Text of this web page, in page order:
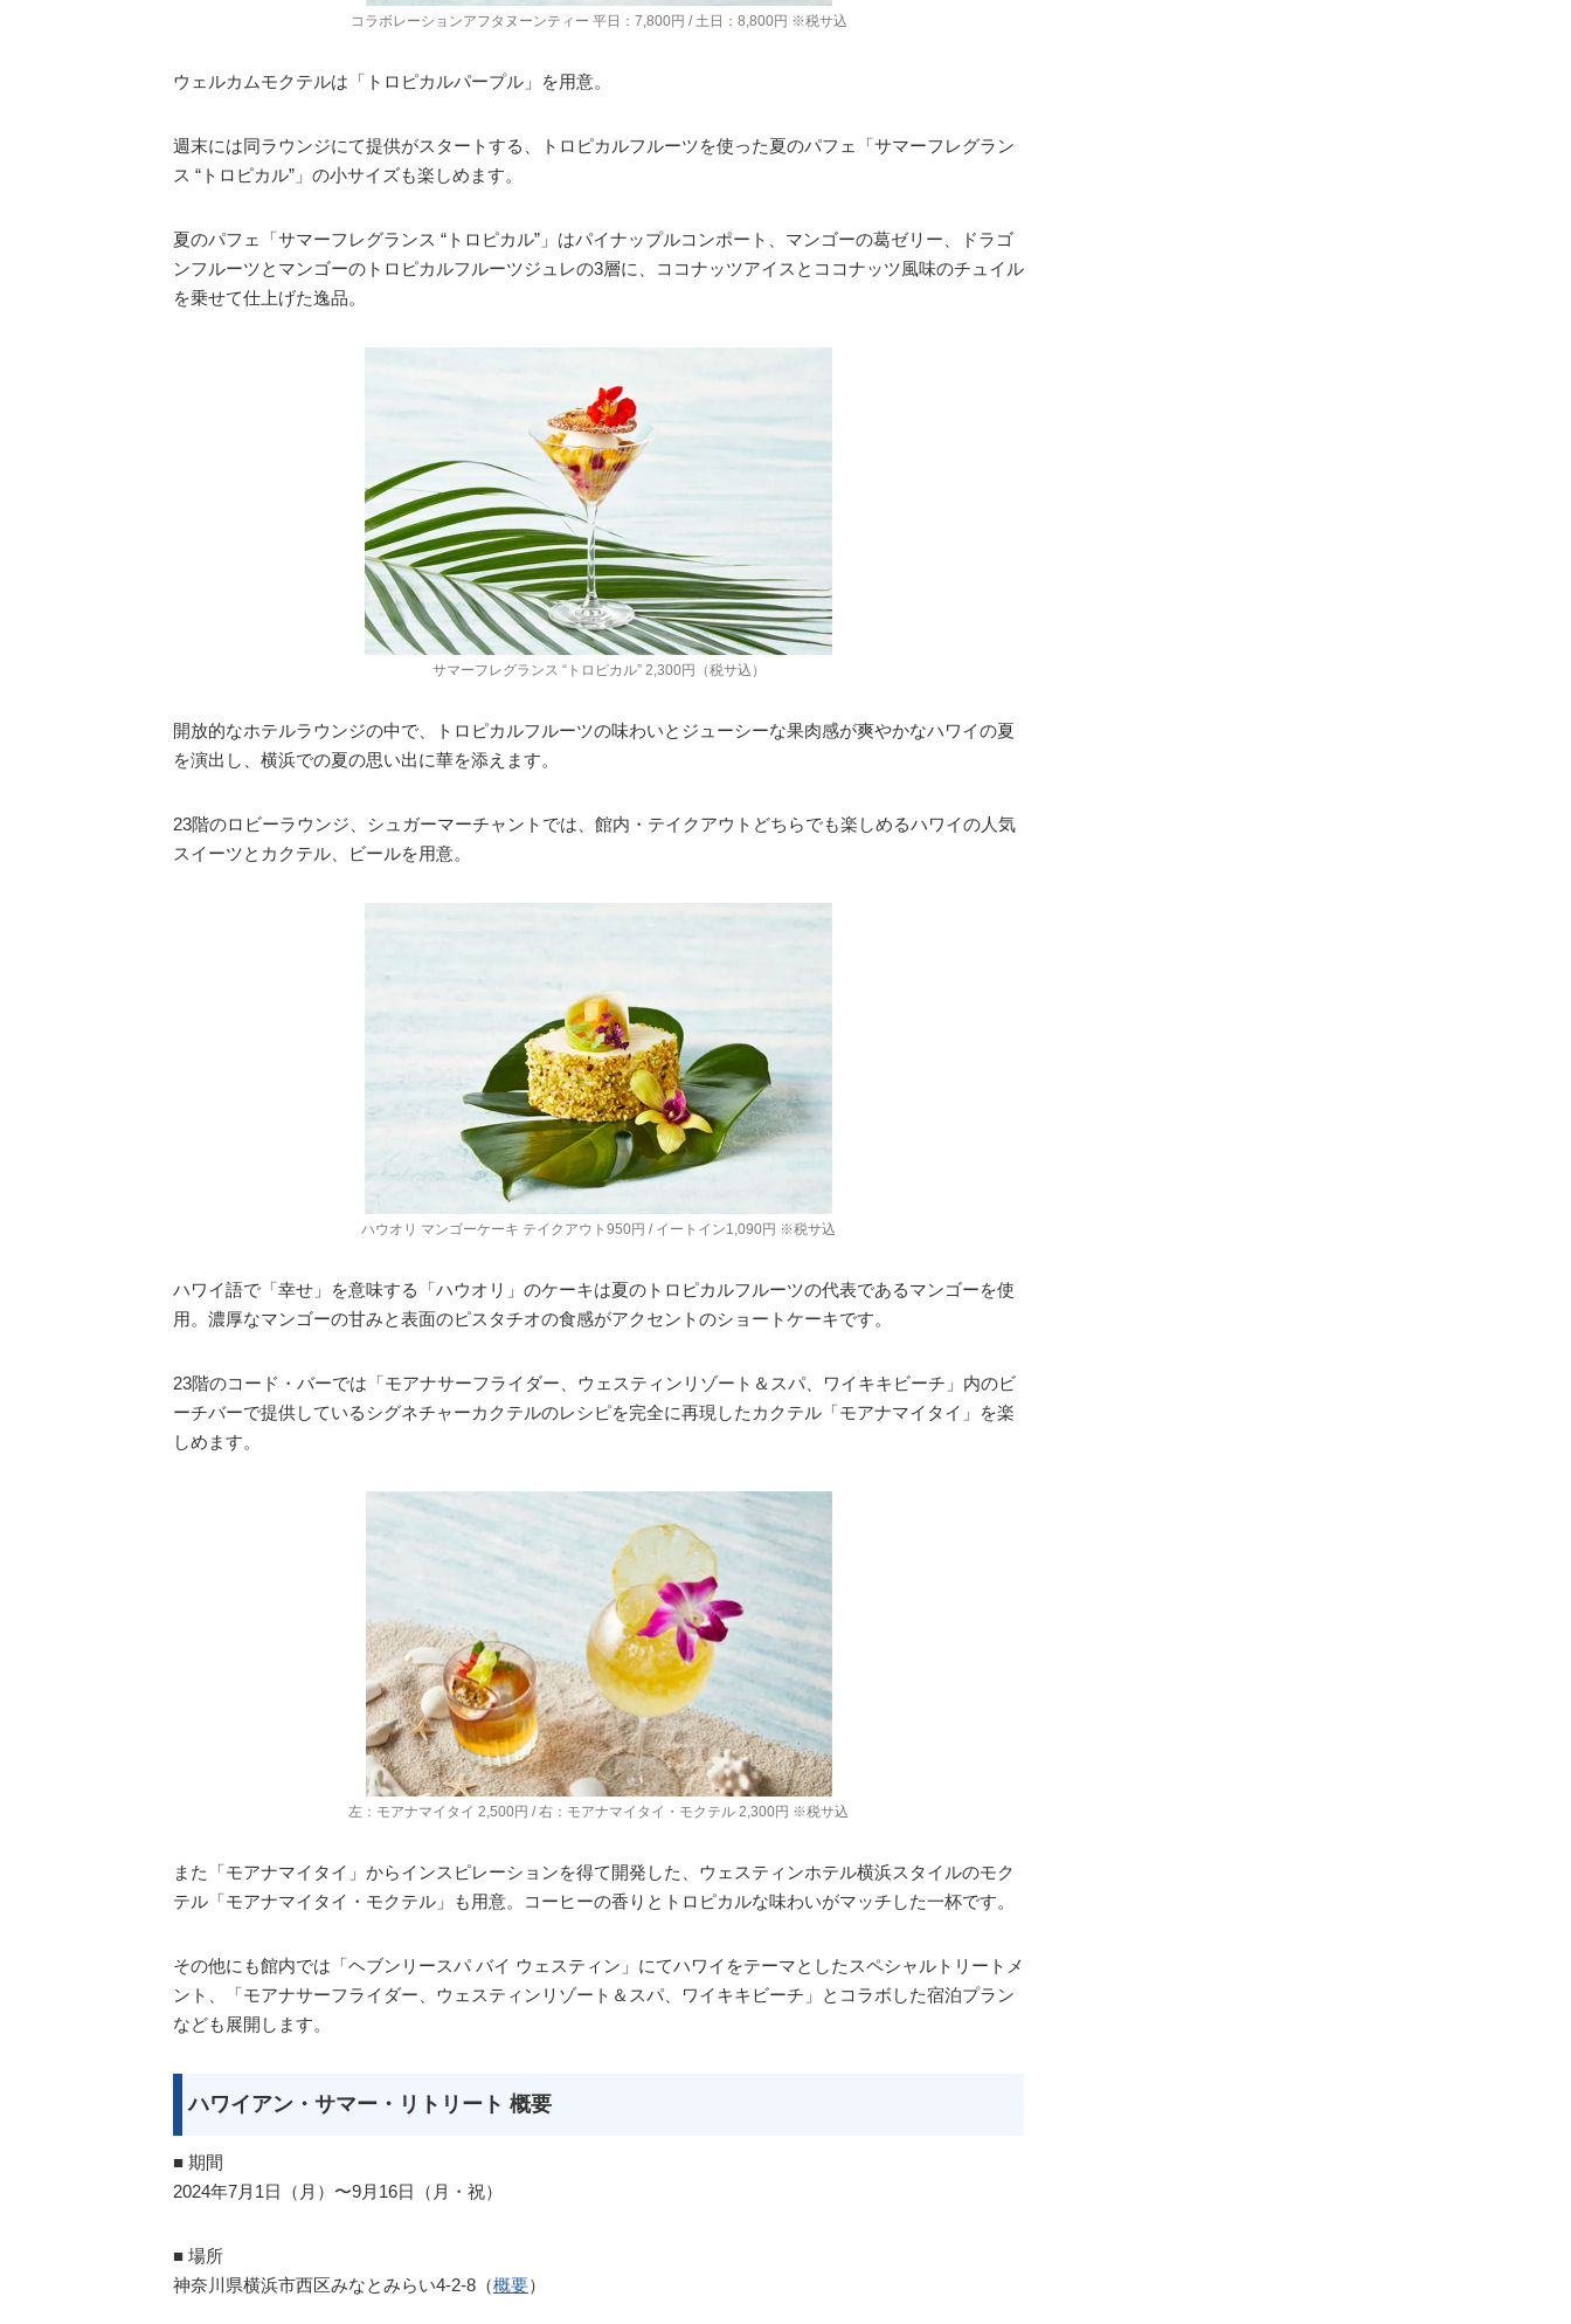
コラボレーションアフタヌーンティー 平日：7,800円 / 土日：8,800円 ※税サ込
ウェルカムモクテルは「トロピカルパープル」を用意。
週末には同ラウンジにて提供がスタートする、トロピカルフルーツを使った夏のパフェ「サマーフレグラン
ス “トロピカル”」の小サイズも楽しめます。
夏のパフェ「サマーフレグランス “トロピカル”」はパイナップルコンポート、マンゴーの葛ゼリー、ドラゴ
ンフルーツとマンゴーのトロピカルフルーツジュレの3層に、ココナッツアイスとココナッツ風味のチュイル
を乗せて仕上げた逸品。
サマーフレグランス “トロピカル” 2,300円（税サ込）
開放的なホテルラウンジの中で、トロピカルフルーツの味わいとジューシーな果肉感が爽やかなハワイの夏
を演出し、横浜での夏の思い出に華を添えます。
23階のロビーラウンジ、シュガーマーチャントでは、館内・テイクアウトどちらでも楽しめるハワイの人気
スイーツとカクテル、ビールを用意。
ハウオリ マンゴーケーキ テイクアウト950円 / イートイン1,090円 ※税サ込
ハワイ語で「幸せ」を意味する「ハウオリ」のケーキは夏のトロピカルフルーツの代表であるマンゴーを使
用。濃厚なマンゴーの甘みと表面のピスタチオの食感がアクセントのショートケーキです。
23階のコード・バーでは「モアナサーフライダー、ウェスティンリゾート＆スパ、ワイキキビーチ」内のビ
ーチバーで提供しているシグネチャーカクテルのレシピを完全に再現したカクテル「モアナマイタイ」を楽
しめます。
左：モアナマイタイ 2,500円 / 右：モアナマイタイ・モクテル 2,300円 ※税サ込
また「モアナマイタイ」からインスピレーションを得て開発した、ウェスティンホテル横浜スタイルのモク
テル「モアナマイタイ・モクテル」も用意。コーヒーの香りとトロピカルな味わいがマッチした一杯です。
その他にも館内では「ヘブンリースパ バイ ウェスティン」にてハワイをテーマとしたスペシャルトリートメ
ント、「モアナサーフライダー、ウェスティンリゾート＆スパ、ワイキキビーチ」とコラボした宿泊プラン
なども展開します。
ハワイアン・サマー・リトリート 概要
■ 期間
2024年7月1日（月）〜9月16日（月・祝）
■ 場所
神奈川県横浜市西区みなとみらい4-2-8（概要）